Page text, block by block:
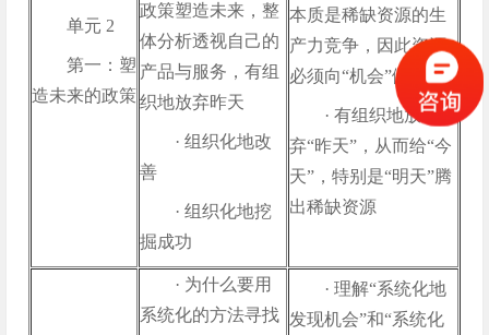
单元 2
第一：塑
造未来的政策
政策塑造未来，整
体分析透视自己的
产品与服务，有组
织地放弃昨天
· 组织化地改
善
· 组织化地挖
掘成功
本质是稀缺资源的生
产力竞争，因此资源
必须向“机会”倾斜
· 有组织地放
弃“昨天”，从而给“今
天”，特别是“明天”腾
出稀缺资源
· 为什么要用
系统化的方法寻找
· 理解“系统化地
发现机会”和“系统化